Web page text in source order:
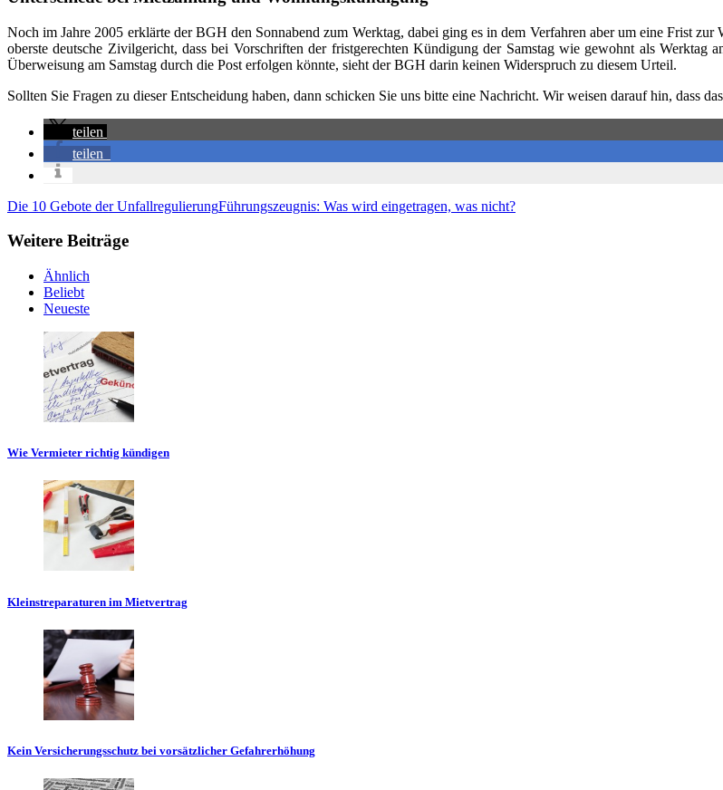
Noch im Jahre 2005 erklärte der BGH den Sonnabend zum Werktag, dabei ging es in dem Verfahren aber um eine Frist
oberste deutsche Zivilgericht, dass bei Vorschriften der fristgerechten Kündigung der Samstag wie gewohnt als Werktag
Überweisung am Samstag durch die Post erfolgen könnte, sieht der BGH darin keinen Widerspruch zu diesem Urteil.
Sollten Sie Fragen zu dieser Entscheidung haben, dann schicken Sie uns bitte eine Nachricht. Wir weisen darauf hin, dass das
teilen
teilen
Die 10 Gebote der UnfallregulierungFührungszeugnis: Was wird eingetragen, was nicht?
Weitere Beiträge
Ähnlich
Beliebt
Neueste
Wie Vermieter richtig kündigen
Kleinstreparaturen im Mietvertrag
Kein Versicherungsschutz bei vorsätzlicher Gefahrerhöhung